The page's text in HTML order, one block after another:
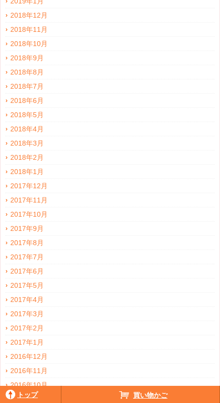
2018年12月
2018年11月
2018年10月
2018年9月
2018年8月
2018年7月
2018年6月
2018年5月
2018年4月
2018年3月
2018年2月
2018年1月
2017年12月
2017年11月
2017年10月
2017年9月
2017年8月
2017年7月
2017年6月
2017年5月
2017年4月
2017年3月
2017年2月
2017年1月
2016年12月
2016年11月
2016年10月
2016年9月
トップ 買い物かご